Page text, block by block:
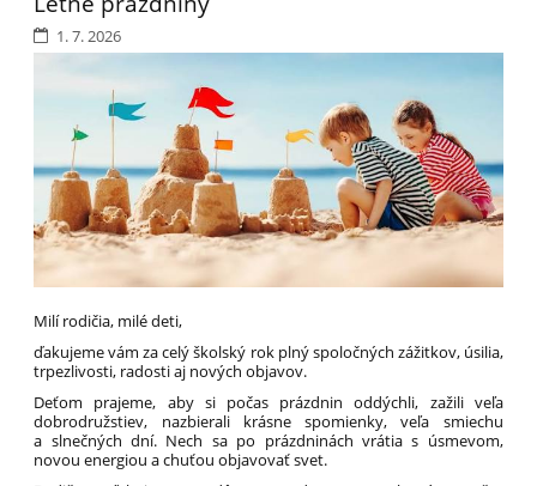
1. 7. 2026
Milí rodičia, milé deti,
ďakujeme vám za celý školský rok plný spoločných zážitkov, úsilia,
trpezlivosti, radosti aj nových objavov.
Deťom prajeme, aby si počas prázdnin oddýchli, zažili veľa
dobrodružstiev, nazbierali krásne spomienky, veľa smiechu
a slnečných dní. Nech sa po prázdninách vrátia s úsmevom,
novou energiou a chuťou objavovať svet.